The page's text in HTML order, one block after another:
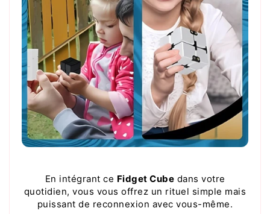
En intégrant ce Fidget Cube dans votre
quotidien, vous vous offrez un rituel simple mais
puissant de reconnexion avec vous-même.